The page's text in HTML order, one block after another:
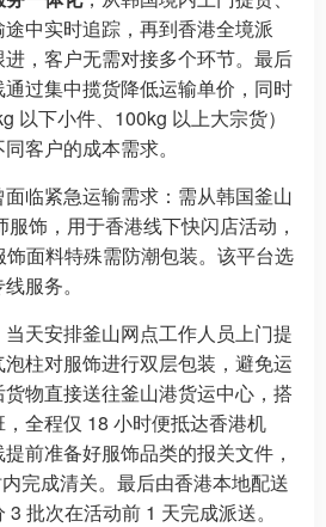
中实时追踪，再到香港全境派
，客户无需对接多个环节。最后
通过集中揽货降低运输单价，同时
以下小件、100kg 以上大宗货）
客户的成本需求。
临紧急运输需求：需从韩国釜山
饰，用于香港线下快闪店活动，
面料特殊需防潮包装。该平台选
服务。
天安排釜山网点工作人员上门提
柱对服饰进行双层包装，避免运
物直接送往釜山港货运中心，搭
全程仅 18 小时便抵达香港机
前准备好服饰品类的报关文件，
完成清关。最后由香港本地配送
批次在活动前 1 天完成派送。